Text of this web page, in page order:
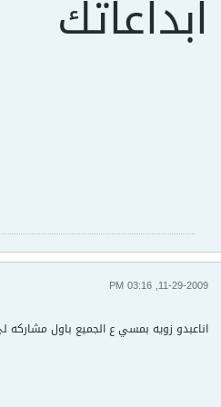
ابداعاتك
11-29-2009, 03:16 PM
اناعبدو زويه بمسي ع الجميع باول مشاركه